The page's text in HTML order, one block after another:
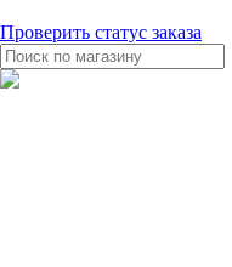
Проверить статус заказа